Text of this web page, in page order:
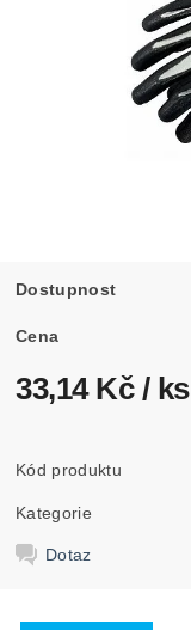
Dostupnost
Cena
33,14 Kč / ks
Kód produktu
Kategorie
Dotaz